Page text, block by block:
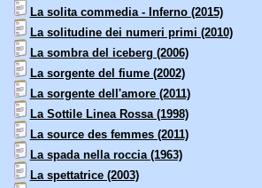
La solita commedia - Inferno (2015)
La solitudine dei numeri primi (2010)
La sombra del iceberg (2006)
La sorgente del fiume (2002)
La sorgente dell'amore (2011)
La Sottile Linea Rossa (1998)
La source des femmes (2011)
La spada nella roccia (1963)
La spettatrice (2003)